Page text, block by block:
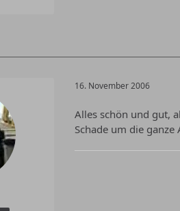
16. November 2006
Alles schön und gut,
Schade um die ganze